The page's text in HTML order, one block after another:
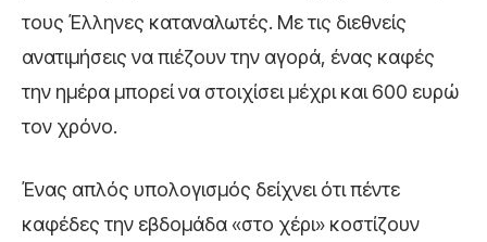
τους Έλληνες καταναλωτές. Με τις διεθνείς
ανατιμήσεις να πιέζουν την αγορά, ένας καφές
την ημέρα μπορεί να στοιχίσει μέχρι και 600 ευρώ
τον χρόνο.
Ένας απλός υπολογισμός δείχνει ότι πέντε
καφέδες την εβδομάδα «στο χέρι» κοστίζουν